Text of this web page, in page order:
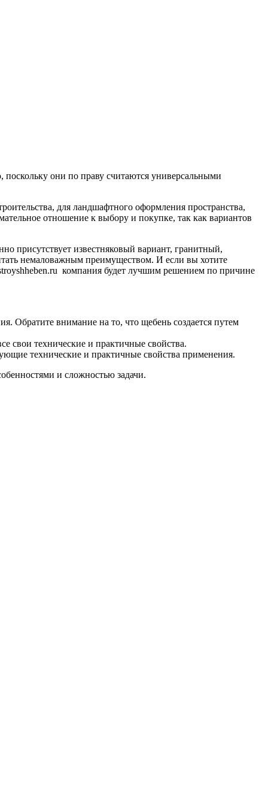
они по праву считаются универсальными
для ландшафтного оформления пространства,
отношение к выбору и покупке, так как вариантов
присутствует известняковый вариант, гранитный,
немаловажным преимуществом. И если вы хотите
компания будет лучшим решением по причине
Обратите внимание на то, что щебень создается путем
свои технические и практичные свойства.
технические и практичные свойства применения.
и сложностью задачи.